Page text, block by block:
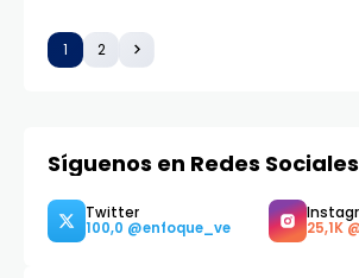
1 2
Síguenos en Redes Sociales